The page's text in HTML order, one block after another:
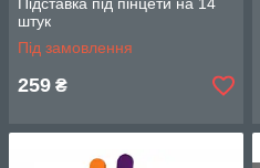
штук
Під замовлення
259 ₴